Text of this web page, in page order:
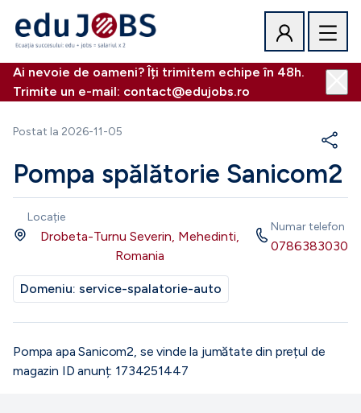
Ai nevoie de oameni? Îți trimitem echipe în 48h.
Trimite un e-mail: contact@edujobs.ro
Postat la 2026-11-05
Pompa spălătorie Sanicom2
Locație
Drobeta-Turnu Severin, Mehedinti,
Romania
Numar telefon
0786383030
Domeniu: service-spalatorie-auto
Pompa apa Sanicom2, se vinde la jumătate din prețul de
magazin ID anunț: 1734251447